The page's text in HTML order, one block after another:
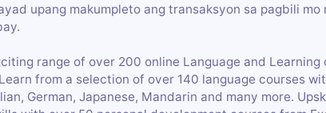
upang makumpleto ang transaksyon sa pagbili mo
range of over 200 online Language and Learning
from a selection of over 140 language courses
German, Japanese, Mandarin and many more.